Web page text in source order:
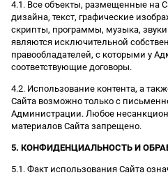
4.1. Все объекты, размещенные на
дизайна, текст, графические
скрипты, программы, музыка, звуки
являются исключительной
правообладателей, с которыми у
соответствующие договоры.
4.2. Использование контента, а
Сайта возможно только с
Администрации. Любое
материалов Сайта запрещено.
5. КОНФИДЕНЦИАЛЬНОСТЬ И
5.1. Факт использования Сайта